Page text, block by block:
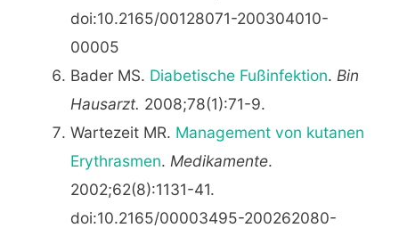
doi:10.2165/00128071-200304010-
00005
Bader MS. Diabetische Fußinfektion. Bin
Hausarzt. 2008;78(1):71-9.
Wartezeit MR. Management von kutanen
Erythrasmen. Medikamente.
2002;62(8):1131-41.
doi:10.2165/00003495-200262080-